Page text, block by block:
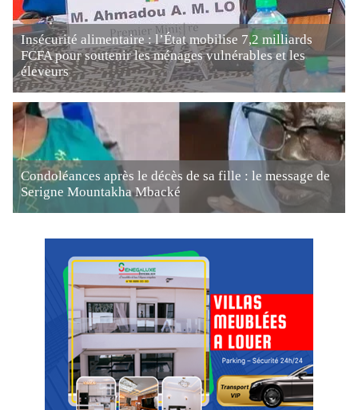
Insécurité alimentaire : l’État mobilise 7,2 milliards
FCFA pour soutenir les ménages vulnérables et les
éleveurs
Condoléances après le décès de sa fille : le message de
Serigne Mountakha Mbacké